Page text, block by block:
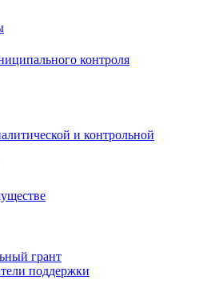
контроля
и контрольной
грант
поддержки